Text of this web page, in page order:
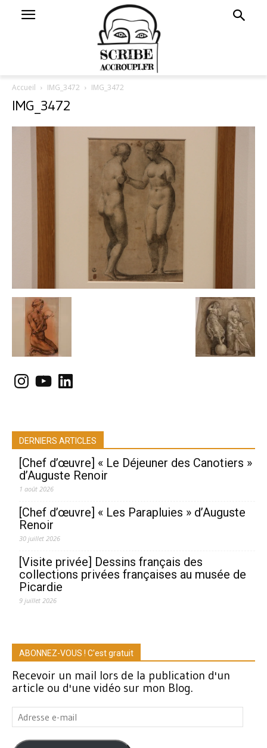
Accueil IMG_3472 IMG_3472
IMG_3472
Instagram
YouTubeLinkedIn
DERNIERS ARTICLES
[Chef d’œuvre] « Le Déjeuner des Canotiers »
d’Auguste Renoir
1 août 2026
[Chef d’œuvre] « Les Parapluies » d’Auguste
Renoir
30 juillet 2026
[Visite privée] Dessins français des
collections privées françaises au musée de
Picardie
9 juillet 2026
ABONNEZ-VOUS ! C'est gratuit
Recevoir un mail lors de la publication d'un
article ou d'une vidéo sur mon Blog.
Adresse
e-
mail